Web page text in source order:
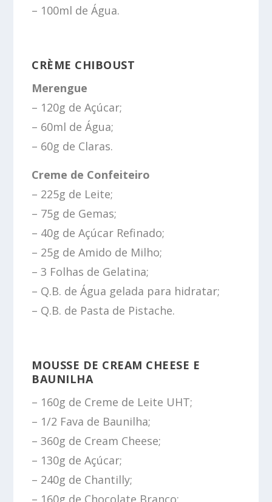
– 100ml de Água.
CRÈME CHIBOUST
Merengue
– 120g de Açúcar;
– 60ml de Água;
– 60g de Claras.
Creme de Confeiteiro
– 225g de Leite;
– 75g de Gemas;
– 40g de Açúcar Refinado;
– 25g de Amido de Milho;
– 3 Folhas de Gelatina;
– Q.B. de Água gelada para hidratar;
– Q.B. de Pasta de Pistache.
MOUSSE DE CREAM CHEESE E
BAUNILHA
– 160g de Creme de Leite UHT;
– 1/2 Fava de Baunilha;
– 360g de Cream Cheese;
– 130g de Açúcar;
– 240g de Chantilly;
– 160g de Chocolate Branco;